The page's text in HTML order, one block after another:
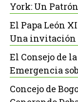
York: Un
El Papa León
Una invitación
El Consejo de
Emergencia
Concejo de